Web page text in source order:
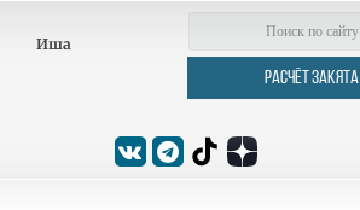
Иша
РАСЧЁТ ЗАКЯТА